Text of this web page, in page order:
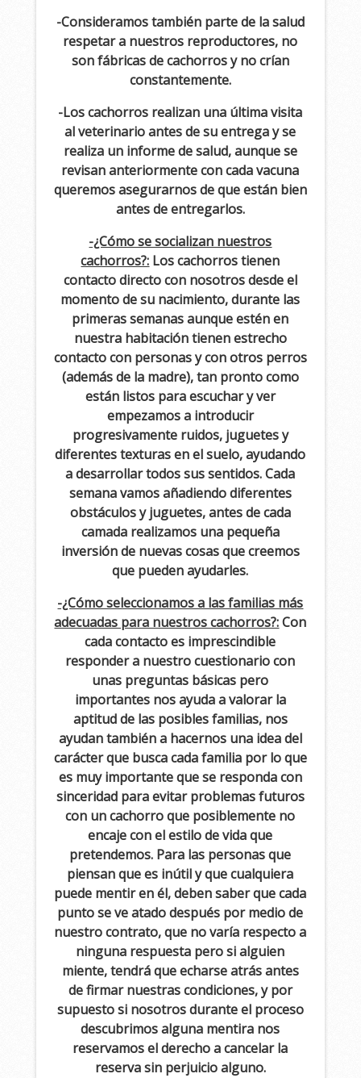
-Consideramos también parte de la salud
respetar a nuestros reproductores, no
son fábricas de cachorros y no crían
constantemente.
-Los cachorros realizan una última visita
al veterinario antes de su entrega y se
realiza un informe de salud, aunque se
revisan anteriormente con cada vacuna
queremos asegurarnos de que están bien
antes de entregarlos.
-¿Cómo se socializan nuestros
cachorros?: Los cachorros tienen
contacto directo con nosotros desde el
momento de su nacimiento, durante las
primeras semanas aunque estén en
nuestra habitación tienen estrecho
contacto con personas y con otros perros
(además de la madre), tan pronto como
están listos para escuchar y ver
empezamos a introducir
progresivamente ruidos, juguetes y
diferentes texturas en el suelo, ayudando
a desarrollar todos sus sentidos. Cada
semana vamos añadiendo diferentes
obstáculos y juguetes, antes de cada
camada realizamos una pequeña
inversión de nuevas cosas que creemos
que pueden ayudarles.
-¿Cómo seleccionamos a las familias más
adecuadas para nuestros cachorros?:Con
cada contacto es imprescindible
responder a nuestro cuestionario con
unas preguntas básicas pero
importantes nos ayuda a valorar la
aptitud de las posibles familias, nos
ayudan también a hacernos una idea del
carácter que busca cada familia por lo que
es muy importante que se responda con
sinceridad para evitar problemas futuros
con un cachorro que posiblemente no
encaje con el estilo de vida que
pretendemos. Para las personas que
piensan que es inútil y que cualquiera
puede mentir en él, deben saber que cada
punto se ve atado después por medio de
nuestro contrato, que no varía respecto a
ninguna respuesta pero si alguien
miente, tendrá que echarse atrás antes
de firmar nuestras condiciones, y por
supuesto si nosotros durante el proceso
descubrimos alguna mentira nos
reservamos el derecho a cancelar la
reserva sin perjuicio alguno.